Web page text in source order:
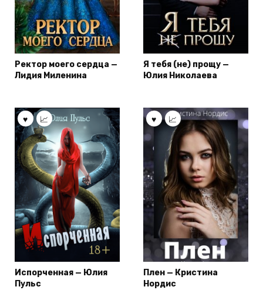
Ректор моего сердца —
Лидия Миленина
Я тебя (не) прощу —
Юлия Николаева
Испорченная — Юлия
Пульс
Плен — Кристина
Нордис